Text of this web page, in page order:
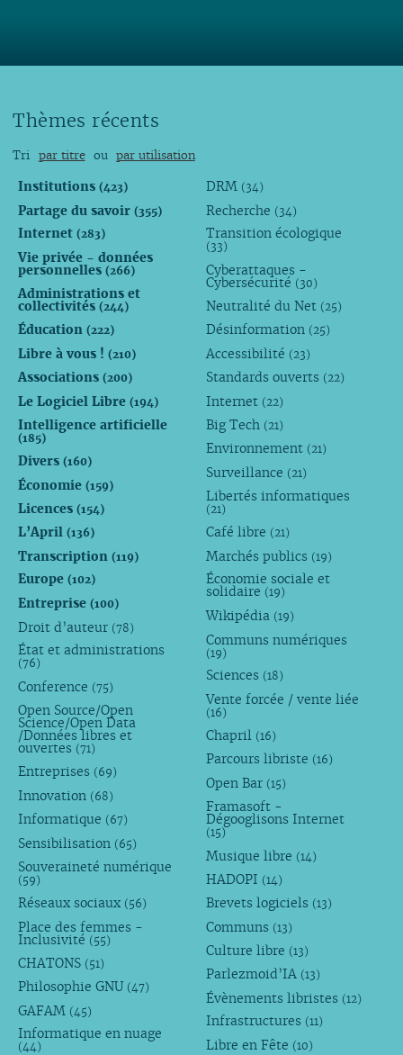
Thèmes récents
Tri par titre ou par utilisation
Institutions (423)
Partage du savoir (355)
Internet (283)
Vie privée - données
personnelles (266)
Administrations et
collectivités (244)
Éducation (222)
Libre à vous ! (210)
Associations (200)
Le Logiciel Libre (194)
Intelligence artificielle
(185)
Divers (160)
Économie (159)
Licences (154)
L’April (136)
Transcription (119)
Europe (102)
Entreprise (100)
Droit d’auteur (78)
État et administrations
(76)
Conference (75)
Open Source/Open
Science/Open Data
/Données libres et
ouvertes (71)
Entreprises (69)
Innovation (68)
Informatique (67)
Sensibilisation (65)
Souveraineté numérique
(59)
Réseaux sociaux (56)
Place des femmes -
Inclusivité (55)
CHATONS (51)
Philosophie GNU (47)
GAFAM (45)
Informatique en nuage
(44)
DRM (34)
Recherche (34)
Transition écologique
(33)
Cyberattaques -
Cybersécurité (30)
Neutralité du Net (25)
Désinformation (25)
Accessibilité (23)
Standards ouverts (22)
Internet (22)
Big Tech (21)
Environnement (21)
Surveillance (21)
Libertés informatiques
(21)
Café libre (21)
Marchés publics (19)
Économie sociale et
solidaire (19)
Wikipédia (19)
Communs numériques
(19)
Sciences (18)
Vente forcée / vente liée
(16)
Chapril (16)
Parcours libriste (16)
Open Bar (15)
Framasoft -
Dégooglisons Internet
(15)
Musique libre (14)
HADOPI (14)
Brevets logiciels (13)
Communs (13)
Culture libre (13)
Parlezmoid’IA (13)
Évènements libristes (12)
Infrastructures (11)
Libre en Fête (10)